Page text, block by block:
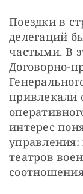
Поездки в
делегаций
частыми. В
Договорно-
привлекали
интерес
театров